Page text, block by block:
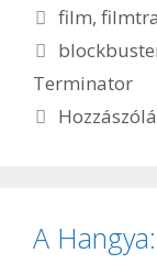
Kategória
film,
Címkék
Terminator
A